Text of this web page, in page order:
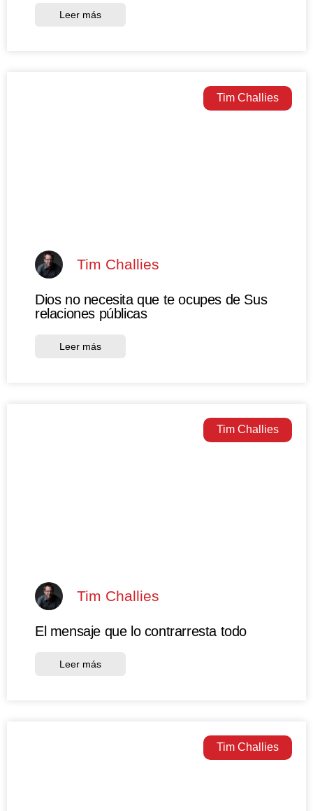
Leer más
Tim Challies
Tim Challies
Dios no necesita que te ocupes de Sus
relaciones públicas
Leer más
Tim Challies
Tim Challies
El mensaje que lo contrarresta todo
Leer más
Tim Challies